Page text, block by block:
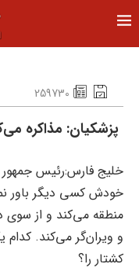
259730
پزشکیان: مذاکره
خلیج فارس:رئیس
خودش کسی دیگر باور
منطقه می‌کند و از
و ویران‌گر می‌کند. کدام
کشتار را؟